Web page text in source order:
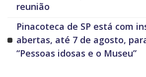
reunião
Pinacoteca de SP está com
abertas, até 7 de agosto,
“Pessoas idosas e o Museu”